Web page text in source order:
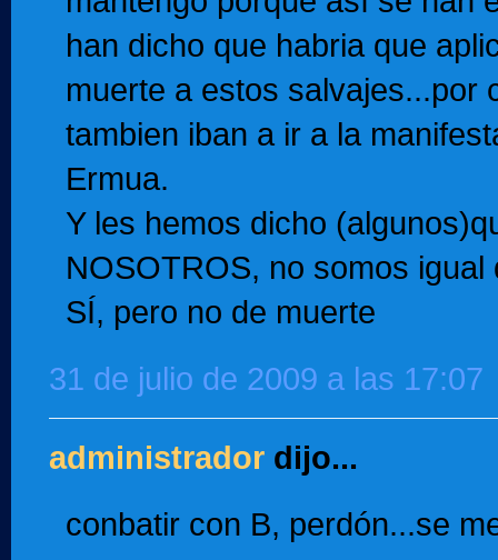
han dicho que habria que
muerte a estos salvajes...por
tambien iban a ir a la
Ermua.
Y les hemos dicho
NOSOTROS, no somos igual
SÍ, pero no de muerte
31 de julio de 2009 a las 17:07
administradordijo...
conbatir con B, perdón...se